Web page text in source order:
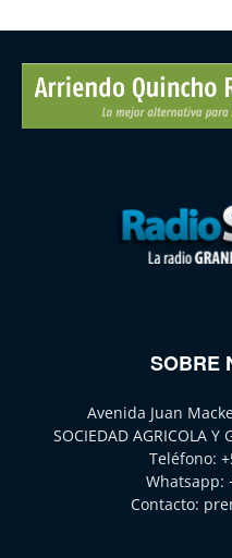
SOBRE
Avenida Juan
SOCIEDAD AGRICOLA Y
Teléfono:
Whatsapp:
Contacto: